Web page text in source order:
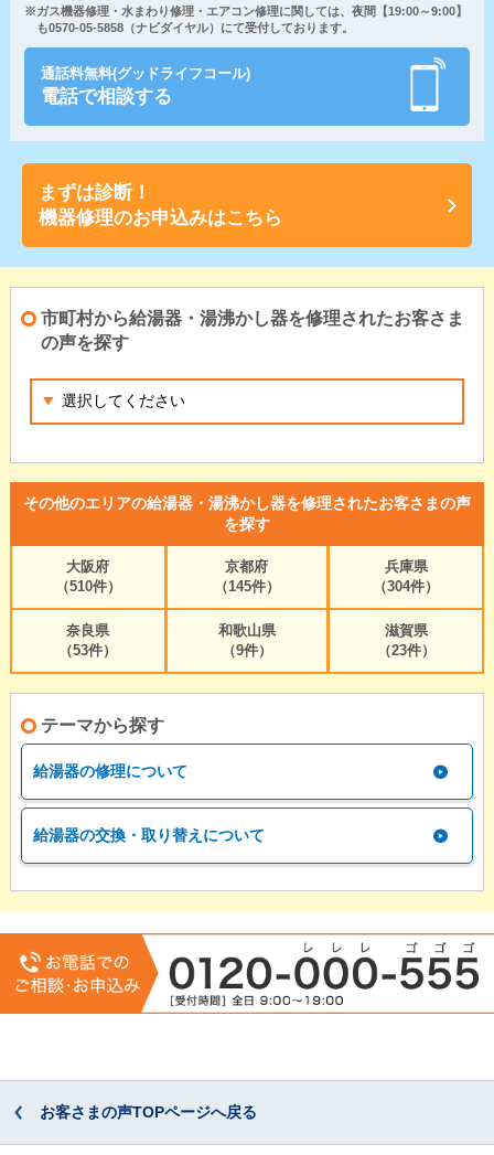
※ガス機器修理・水まわり修理・エアコン修理に関しては、夜間【19:00～9:00】
も0570-05-5858（ナビダイヤル）にて受付しております。
通話料無料(グッドライフコール)
電話で相談する
まずは診断！
機器修理のお申込みはこちら
市町村から給湯器・湯沸かし器を修理されたお客さま
の声を探す
その他のエリアの給湯器・湯沸かし器を修理されたお客さまの声
を探す
大阪府
（510件）
京都府
（145件）
兵庫県
（304件）
奈良県
（53件）
和歌山県
（9件）
滋賀県
（23件）
テーマから探す
給湯器の修理について
給湯器の交換・取り替えについて
お客さまの声TOPページへ戻る